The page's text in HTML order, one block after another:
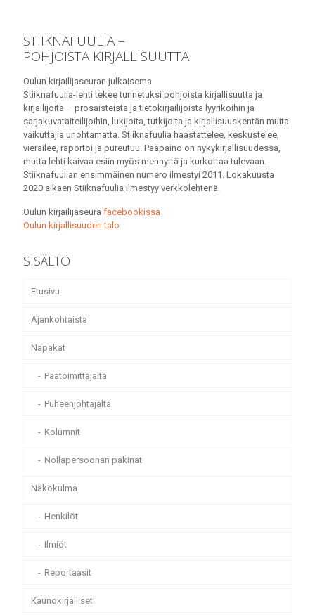
STIIKNAFUULIA –
POHJOISTA KIRJALLISUUTTA
Oulun kirjailijaseuran julkaisema
Stiiknafuulia-lehti tekee tunnetuksi pohjoista kirjallisuutta ja
kirjailijoita – prosaisteista ja tietokirjailijoista lyyrikoihin ja
sarjakuvataiteilijoihin, lukijoita, tutkijoita ja kirjallisuuskentän muita
vaikuttajia unohtamatta. Stiiknafuulia haastattelee, keskustelee,
vierailee, raportoi ja pureutuu. Pääpaino on nykykirjallisuudessa,
mutta lehti kaivaa esiin myös mennyttä ja kurkottaa tulevaan.
Stiiknafuulian ensimmäinen numero ilmestyi 2011. Lokakuusta
2020 alkaen Stiiknafuulia ilmestyy verkkolehtenä.
Oulun kirjailijaseura facebookissa
Oulun kirjallisuuden talo
SISÄLTÖ
Etusivu
Ajankohtaista
Napakat
Päätoimittajalta
Puheenjohtajalta
Kolumnit
Nollapersoonan pakinat
Näkökulma
Henkilöt
Ilmiöt
Reportaasit
Kaunokirjalliset